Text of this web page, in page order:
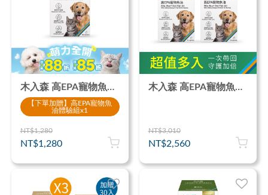
木入森 高EPA寵物魚油 60顆｜貓狗魚油推薦
【下單加贈】高EPA寵物魚
油體驗組x1
NT$1,280
NT$1,280
木入森 高EPA寵物魚油 60顆x2 (加贈15顆)｜貓狗魚油推薦
NT$3,010
NT$2,560